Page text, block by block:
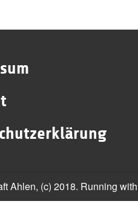
Ahlen, (c) 2018. Running